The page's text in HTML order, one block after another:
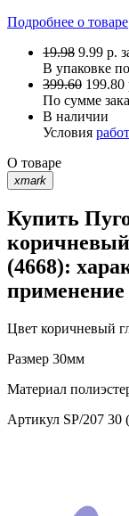
Подробнее о товаре
19.98 9.99 р.
В упаковке по
399.60 199.80
По сумме
В наличии
Условия
О товаре
xmark
Купить
(4668):
применение
Цвет коричневый
Размер 30мм
Материал
Артикул SP/207 30